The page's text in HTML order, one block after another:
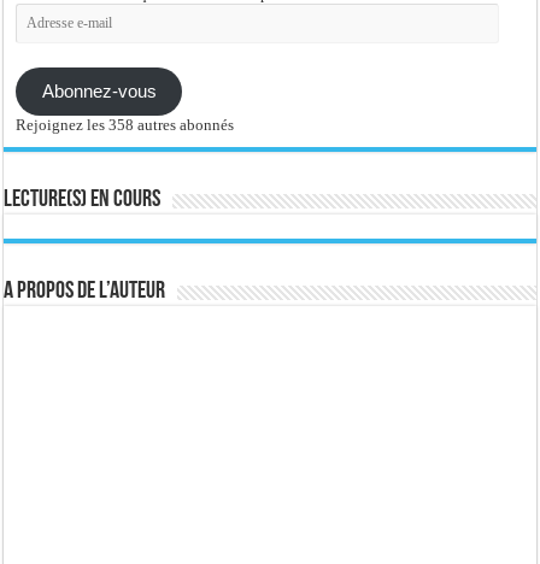
Adresse
e-
Abonnez-vous
Rejoignez les 358 autres abonnés
Lecture(s) en cours
A propos de l’auteur